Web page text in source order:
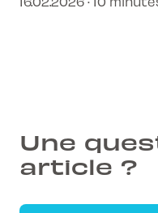
Découvre
Une
article ?